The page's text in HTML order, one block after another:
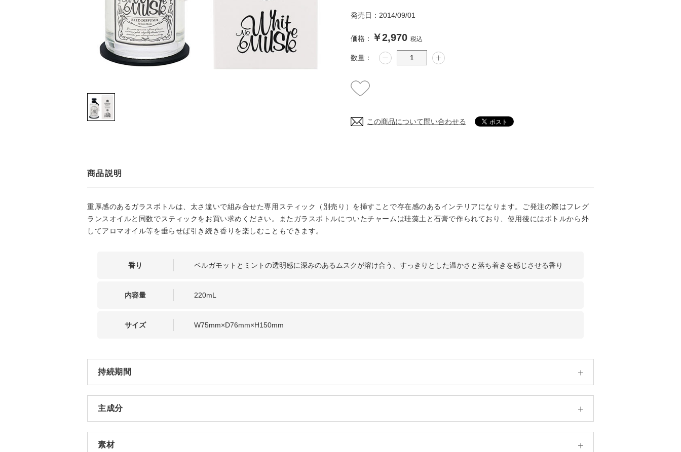
発売日： 2014/09/01
価格： ￥2,970 税込
数量：
この商品について問い合わせる
商品説明
重厚感のあるガラスボトルは、太さ違いで組み合せた専用スティック（別売り）を挿すことで存在感のあるインテリアになります。ご発注の際はフレグ
ランスオイルと同数でスティックをお買い求めください。またガラスボトルについたチャームは珪藻土と石膏で作られており、使用後にはボトルから外
してアロマオイル等を垂らせば引き続き香りを楽しむこともできます。
香り ベルガモットとミントの透明感に深みのあるムスクが溶け合う、すっきりとした温かさと落ち着きを感じさせる香り
内容量 220mL
サイズ W75mm×D76mm×H150mm
持続期間
主成分
素材